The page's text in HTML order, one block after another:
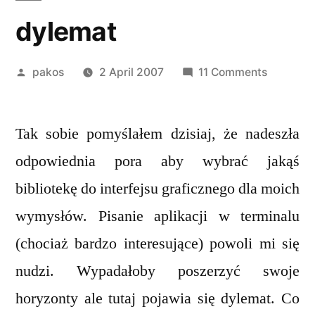
dylemat
Posted
pakos 2 April 2007 11 Commentson
Tak sobie pomyślałem dzisiaj, że nadeszła
odpowiednia pora aby wybrać jakąś
bibliotekę do interfejsu graficznego dla moich
wymysłów. Pisanie aplikacji w terminalu
(chociaż bardzo interesujące) powoli mi się
nudzi. Wypadałoby poszerzyć swoje
horyzonty ale tutaj pojawia się dylemat. Co